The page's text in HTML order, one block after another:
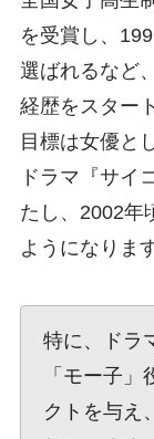
を受賞し、
選ばれるなど
経歴をスター
目標は女優と
ドラマ『サイ
たし、2002年
ようになります
特に、ドラ
「モー子
クトを与え